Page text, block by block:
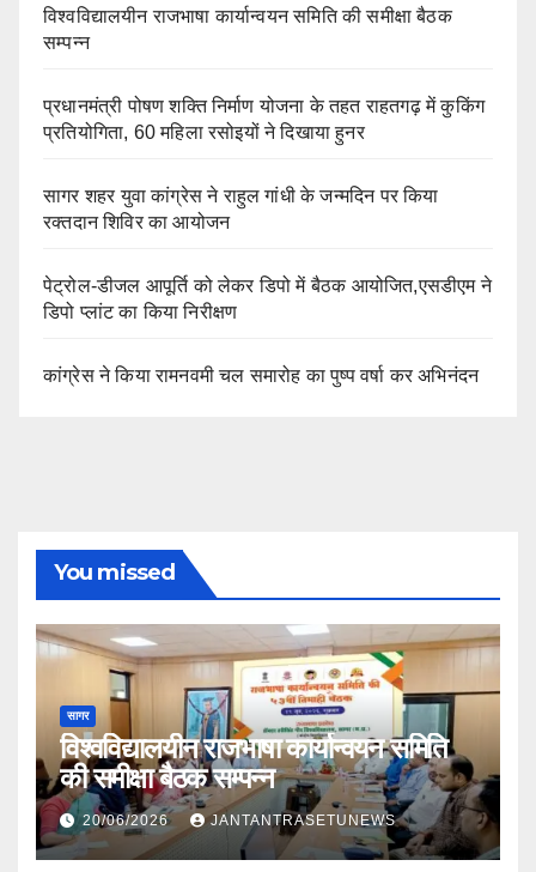
विश्वविद्यालयीन राजभाषा कार्यान्वयन समिति की समीक्षा बैठक
सम्पन्न
प्रधानमंत्री पोषण शक्ति निर्माण योजना के तहत राहतगढ़ में कुकिंग
प्रतियोगिता, 60 महिला रसोइयों ने दिखाया हुनर
सागर शहर युवा कांग्रेस ने राहुल गांधी के जन्मदिन पर किया
रक्तदान शिविर का आयोजन
पेट्रोल-डीजल आपूर्ति को लेकर डिपो में बैठक आयोजित,एसडीएम ने
डिपो प्लांट का किया निरीक्षण
कांग्रेस ने किया रामनवमी चल समारोह का पुष्प वर्षा कर अभिनंदन
You missed
सागर
विश्वविद्यालयीन राजभाषा कार्यान्वयन समिति
की समीक्षा बैठक सम्पन्न
20/06/2026 JANTANTRASETUNEWS